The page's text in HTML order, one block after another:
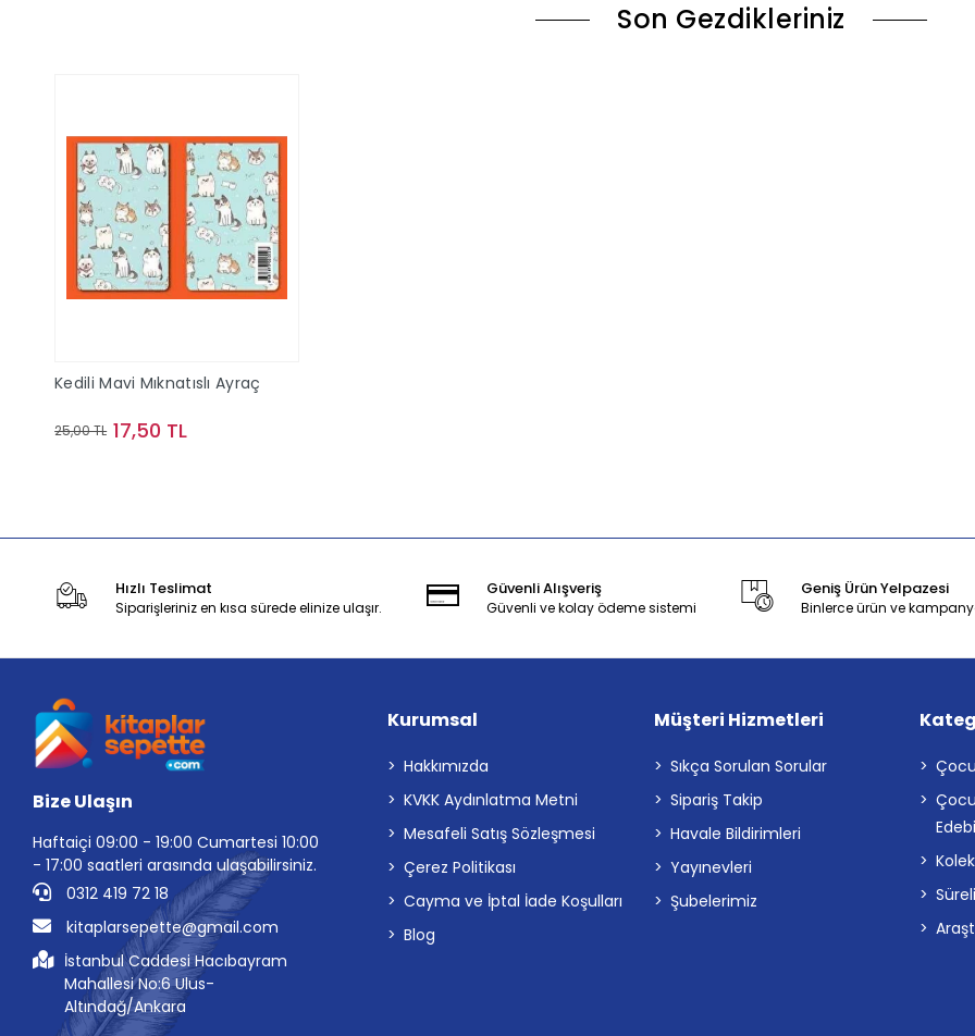
Son Gezdikleriniz
Kedili Mavi Mıknatıslı Ayraç
25,00 TL 17,50 TL
Hızlı Teslimat
Siparişleriniz en kısa sürede elinize ulaşır.
Güvenli Alışveriş
Güvenli ve kolay ödeme sistemi
Geniş Ürün Yelpazesi
Binlerce ürün ve
Bize Ulaşın
Haftaiçi 09:00 - 19:00 Cumartesi 10:00
- 17:00 saatleri arasında ulaşabilirsiniz.
0312 419 72 18
kitaplarsepette@gmail.com
İstanbul Caddesi Hacıbayram
Mahallesi No:6 Ulus-
Altındağ/Ankara
Kurumsal
Hakkımızda
KVKK Aydınlatma Metni
Mesafeli Satış Sözleşmesi
Çerez Politikası
Cayma ve İptal İade Koşulları
Blog
Müşteri Hizmetleri
Sıkça Sorulan Sorular
Sipariş Takip
Havale Bildirimleri
Yayınevleri
Şubelerimiz